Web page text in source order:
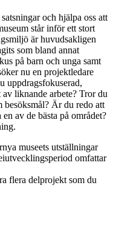
och hjälpa oss att
står inför ett stort
är huvudsakligen
som bland annat
på barn och unga samt
nu en projektledare
uppdragsfokuserad,
liknande arbete? Tror du
besöksmål? Är du redo att
av de bästa på området?
museets utställningar
omfattar
flera delprojekt som du